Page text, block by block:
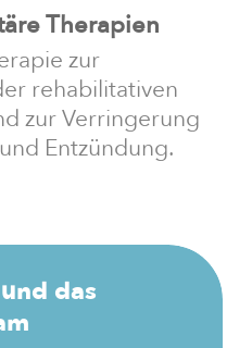
Therapien
zur
rehabilitativen
zur Verringerung
Entzündung.
und das